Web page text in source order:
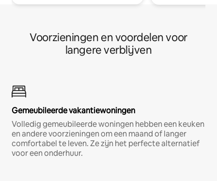
Voorzieningen en voordelen voor
langere verblijven
Gemeubileerde vakantiewoningen
Volledig gemeubileerde woningen hebben een keuken
en andere voorzieningen om een maand of langer
comfortabel te leven. Ze zijn het perfecte alternatief
voor een onderhuur.